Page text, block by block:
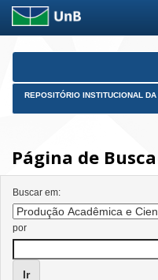
Skip
REPOSITÓRIO INSTITUCIONAL DA
Página de Busca
Buscar em:
por